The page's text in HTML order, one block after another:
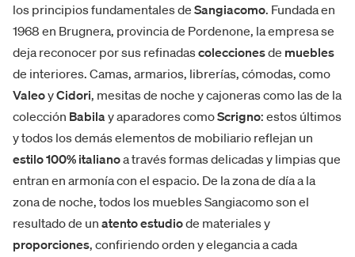
los principios fundamentales de Sangiacomo. Fundada en
1968 en Brugnera, provincia de Pordenone, la empresa se
deja reconocer por sus refinadascoleccionesde muebles
de interiores. Camas, armarios, librerías, cómodas, como
ValeoyCidori, mesitas de noche y cajoneras como las de la
colección Babilay aparadores comoScrigno: estos últimos
y todos los demás elementos de mobiliario reflejan un
estilo 100% italianoa través formas delicadas y limpias que
entran en armonía con el espacio. De la zona de día a la
zona de noche, todos los muebles Sangiacomo son el
resultado de un atento estudiode materiales y
proporciones, confiriendo orden y elegancia a cada